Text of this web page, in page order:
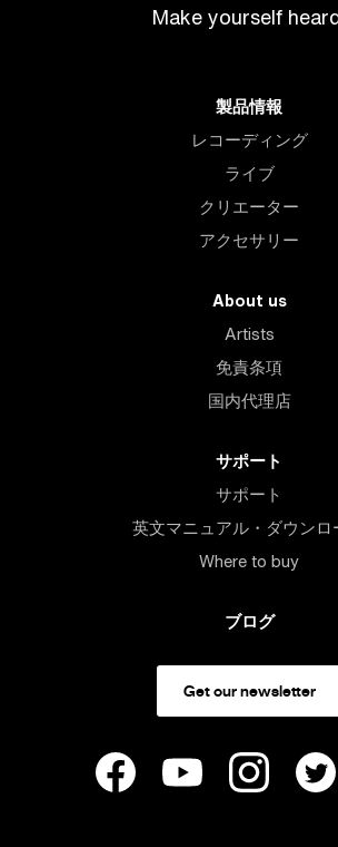
Make yourself
製品情報
レコーディング
ライブ
クリエーター
アクセサリー
About us
Artists
免責条項
国内代理店
サポート
サポート
英文マニュアル・ダウンロ
Where to buy
ブログ
Get our newsletter